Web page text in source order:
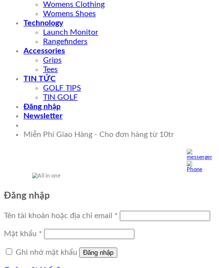
Womens Clothing
Womens Shoes
Technology
Launch Monitor
Rangefinders
Accessories
Grips
Tees
TIN TỨC
GOLF TIPS
TIN GOLF
Đăng nhập
Newsletter
Miễn Phí Giao Hàng - Cho đơn hàng từ 10tr
Đăng nhập
Tên tài khoản hoặc địa chỉ email *
Mật khẩu *
Ghi nhớ mật khẩu Đăng nhập